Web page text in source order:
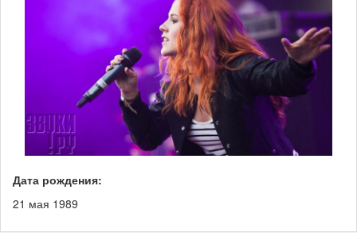
Дата рождения:
21 мая 1989